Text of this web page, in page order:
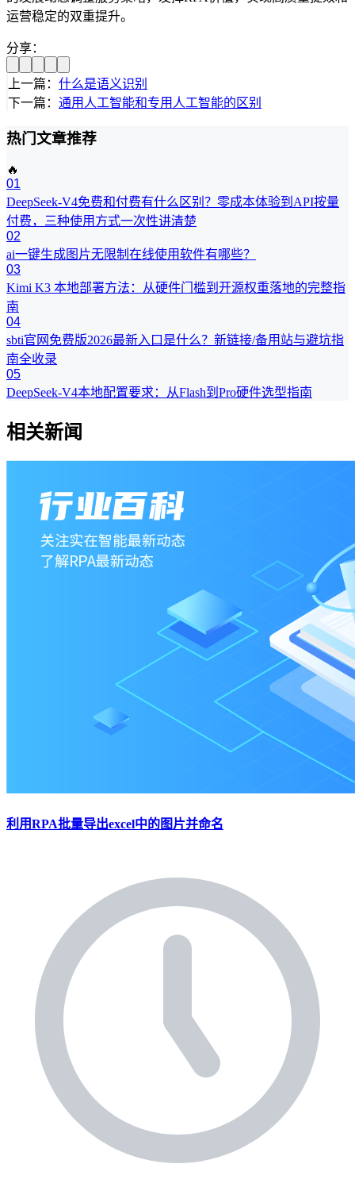
运营稳定的双重提升。
分享：
上一篇： 什么是语义识别
下一篇： 通用人工智能和专用人工智能的区别
热门文章推荐
🔥
01
DeepSeek-V4免费和付费有什么区别？零成本体验到API按量
付费，三种使用方式一次性讲清楚
02
ai一键生成图片无限制在线使用软件有哪些？
03
Kimi K3 本地部署方法：从硬件门槛到开源权重落地的完整指
南
04
sbti官网免费版2026最新入口是什么？新链接/备用站与避坑指
南全收录
05
DeepSeek-V4本地配置要求：从Flash到Pro硬件选型指南
相关新闻
利用RPA批量导出excel中的图片并命名